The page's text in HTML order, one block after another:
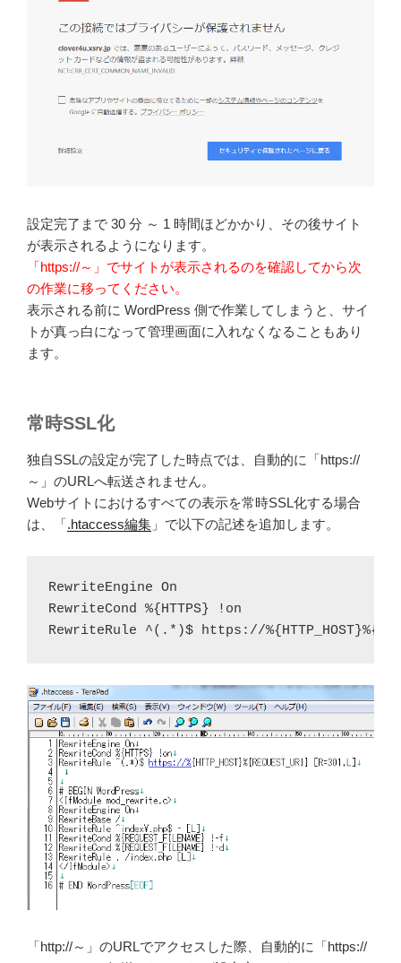
設定完了まで 30 分 ～ 1 時間ほどかかり、その後サイト
が表示されるようになります。
「https://～」でサイトが表示されるのを確認してから次
の作業に移ってください。
表示される前に WordPress 側で作業してしまうと、サイ
トが真っ白になって管理画面に入れなくなることもあり
ます。
常時SSL化
独自SSLの設定が完了した時点では、自動的に「https://
～」のURLへ転送されません。
Webサイトにおけるすべての表示を常時SSL化する場合
は、「.htaccess編集 」で以下の記述を追加します。
RewriteEngine On
RewriteCond %{HTTPS} !on
RewriteRule ^(.*)$ https://
「http://～」のURLでアクセスした際、自動的に「https://